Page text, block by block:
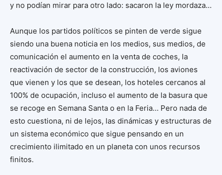
y no podían mirar para otro lado: sacaron la ley mordaza…
Aunque los partidos políticos se pinten de verde sigue
siendo una buena noticia en los medios, sus medios, de
comunicación el aumento en la venta de coches, la
reactivación de sector de la construcción, los aviones
que vienen y los que se desean, los hoteles cercanos al
100% de ocupación, incluso el aumento de la basura que
se recoge en Semana Santa o en la Feria… Pero nada de
esto cuestiona, ni de lejos, las dinámicas y estructuras de
un sistema económico que sigue pensando en un
crecimiento ilimitado en un planeta con unos recursos
finitos.